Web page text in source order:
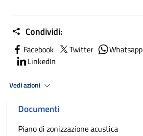
Condividi:
Facebook Twitter Whatsapp
LinkedIn
Vedi azioni
Documenti
Piano di zonizzazione acustica